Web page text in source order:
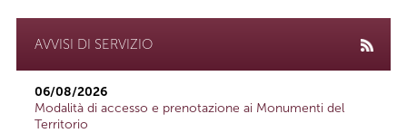
AVVISI DI SERVIZIO
06/08/2026
Modalità di accesso e prenotazione ai Monumenti del
Territorio